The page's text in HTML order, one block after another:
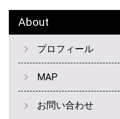
About
プロフィール
MAP
お問い合わせ